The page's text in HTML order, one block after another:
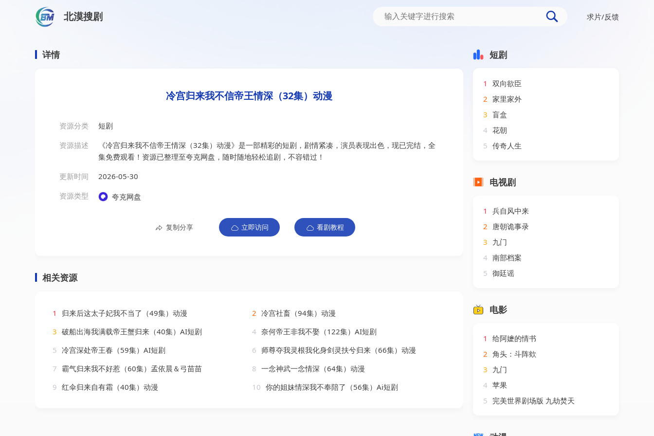
北漠搜剧 求片/反馈
详情
冷宫归来我不信帝王情深（32集）动漫
资源分类
短剧
资源描述
《冷宫归来我不信帝王情深（32集）动漫》是一部精彩的短剧，剧情紧凑，演员表现出色，现已完结，全
集免费观看！资源已整理至夸克网盘，随时随地轻松追剧，不容错过！
更新时间
2026-05-30
资源类型
夸克网盘
复制分享 立即访问 看剧教程
相关资源
1 归来后这太子妃我不当了（49集）动漫 2 冷宫社畜（94集）动漫
3 破船出海我满载帝王蟹归来（40集）AI短剧 4 奈何帝王非我不娶（122集）AI短剧
5 冷宫深处帝王春（59集）AI短剧 6 师尊夺我灵根我化身剑灵扶兮归来（66集）动漫
7 霸气归来我不好惹（60集）孟依晨＆弓苗苗 8 一念神武一念情深（64集）动漫
9 红伞归来自有霜（40集）动漫 10 你的姐妹情深我不奉陪了（56集）Ai短剧
短剧
1
双向欲臣
2 家里家外
3 盲盒
4 花朝
5 传奇人生
电视剧
1
兵自风中来
2 唐朝诡事录
3 九门
4 南部档案
5 御廷谣
电影
1
给阿嬷的情书
2 角头：斗阵欸
3 九门
4 苹果
5 完美世界剧场版 九劫焚天